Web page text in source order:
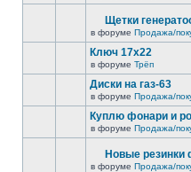
Щетки
в форуме Продажа/
Ключ 17х22
в форуме Трёп
Диски на газ-63
в форуме Продажа/
Куплю фонари и
в форуме Продажа/
Новые резинки
в форуме Продажа/